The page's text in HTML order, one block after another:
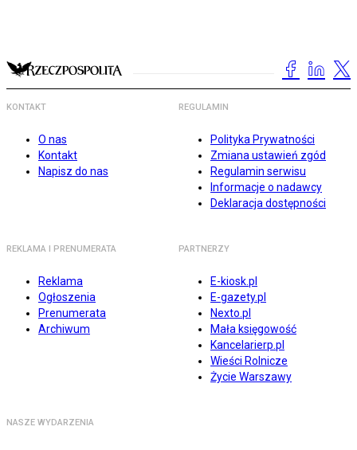
KONTAKT
O nas
Kontakt
Napisz do nas
REGULAMIN
Polityka Prywatności
Zmiana ustawień zgód
Regulamin serwisu
Informacje o nadawcy
Deklaracja dostępności
REKLAMA I PRENUMERATA
Reklama
Ogłoszenia
Prenumerata
Archiwum
PARTNERZY
E-kiosk.pl
E-gazety.pl
Nexto.pl
Mała księgowość
Kancelarierp.pl
Wieści Rolnicze
Życie Warszawy
NASZE WYDARZENIA